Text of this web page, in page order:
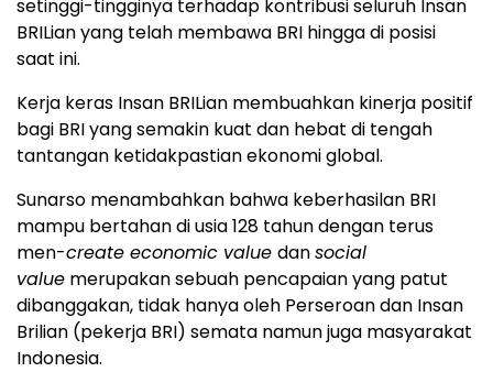
setinggi-tingginya terhadap kontribusi seluruh Insan
BRILian yang telah membawa BRI hingga di posisi
saat ini.
Kerja keras Insan BRILian membuahkan kinerja positif
bagi BRI yang semakin kuat dan hebat di tengah
tantangan ketidakpastian ekonomi global.
Sunarso menambahkan bahwa keberhasilan BRI
mampu bertahan di usia 128 tahun dengan terus
men-create economic value dansocial
value merupakan sebuah pencapaian yang patut
dibanggakan, tidak hanya oleh Perseroan dan Insan
Brilian (pekerja BRI) semata namun juga masyarakat
Indonesia.